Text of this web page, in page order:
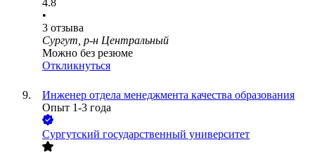
4.8
•
3 отзыва
Сургут, р-н Центральный
Можно без резюме
Откликнуться
Инженер отдела менеджмента качества образования
Опыт 1-3 года
Сургутский государственный университет